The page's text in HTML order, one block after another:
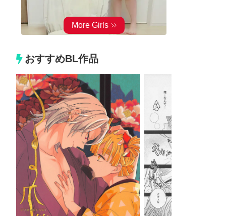
おすすめBL作品